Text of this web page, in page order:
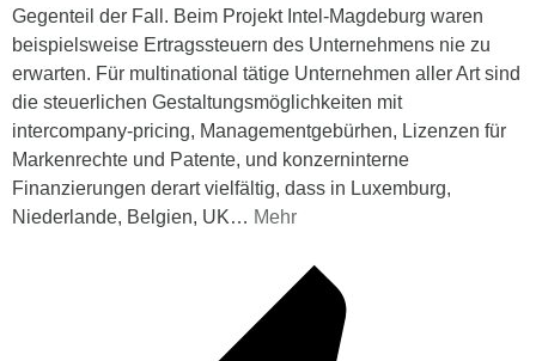
Gegenteil der Fall. Beim Projekt Intel-Magdeburg waren
beispielsweise Ertragssteuern des Unternehmens nie zu
erwarten. Für multinational tätige Unternehmen aller Art sind
die steuerlichen Gestaltungsmöglichkeiten mit
intercompany-pricing, Managementgebürhen, Lizenzen für
Markenrechte und Patente, und konzerninterne
Finanzierungen derart vielfältig, dass in Luxemburg,
Niederlande, Belgien, UK… Mehr